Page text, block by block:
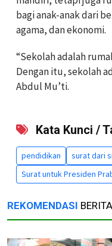
bagi anak-anak dari
agama, dan ekonomi.
“Sekolah adalah
Dengan itu, sekolah
Abdul Mu’ti.
Kata Kunci /
pendidikan
surat dari
Surat untuk Presiden
REKOMENDASI BERITA